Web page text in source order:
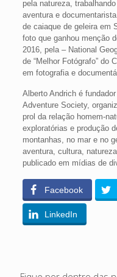
pela natureza,
aventura e
de caiaque de geleira em
foto que ganhou menção
2016, pela – National
de “Melhor Fotógrafo” do
em fotografia e
Alberto Andrich é
Adventure Society,
prol da relação homem-
exploratórias e produção
montanhas, no mar e no
aventura, cultura,
publicado em mídias de
Facebook
LinkedIn